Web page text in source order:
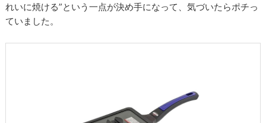
れいに焼ける”という一点が決め手になって、気づいたらポチっ
ていました。